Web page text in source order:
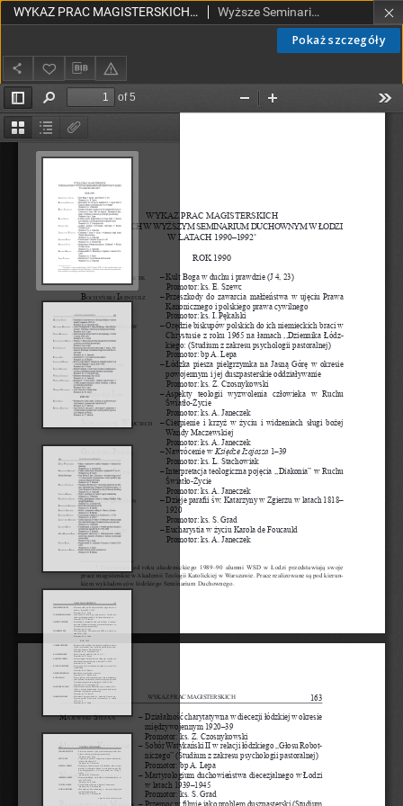
Pokaż szczegóły
WYKAZ PRAC MAGISTERSKICH WYKONANYCH W WYŻSZYM SEMINARIUM DUCHOWNYM W ŁODZI W LATACH 1990–1992 Wyższe Seminarium Duchowne w Łodzi